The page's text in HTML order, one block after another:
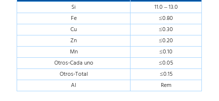
Si
11.0 – 13.0
Fe
≤0.80
Cu
≤0.30
Zn
≤0.20
Mn
≤0.10
Otros-Cada uno
≤0.05
Otros-Total
≤0.15
Al
Rem